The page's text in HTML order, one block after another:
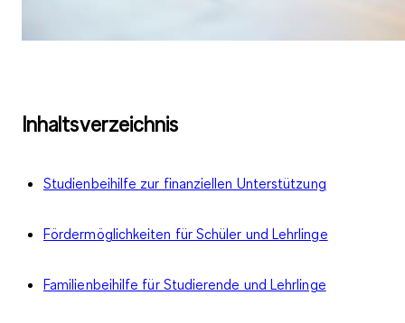
Inhaltsverzeichnis
Studienbeihilfe zur finanziellen Unterstützung
Fördermöglichkeiten für Schüler und Lehrlinge
Familienbeihilfe für Studierende und Lehrlinge